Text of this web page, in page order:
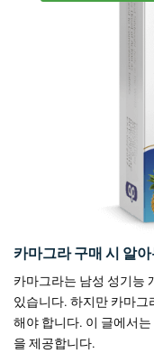
카마그라 구매 시 알
카마그라는 남성 성기능
있습니다. 하지만 카마그
해야 합니다. 이 글에서
을 제공합니다.